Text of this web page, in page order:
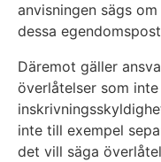
anvisningen sägs
dessa
Däremot gäller
överlåtelser som
inte till exempel
det vill säga